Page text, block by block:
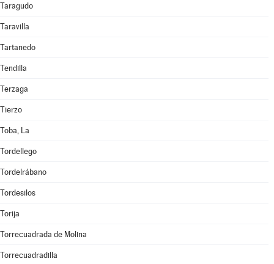
Taragudo
Taravilla
Tartanedo
Tendilla
Terzaga
Tierzo
Toba, La
Tordellego
Tordelrábano
Tordesilos
Torija
Torrecuadrada de Molina
Torrecuadradilla